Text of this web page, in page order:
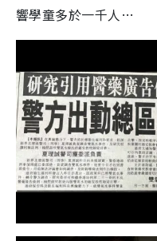
響學童多於一千人…